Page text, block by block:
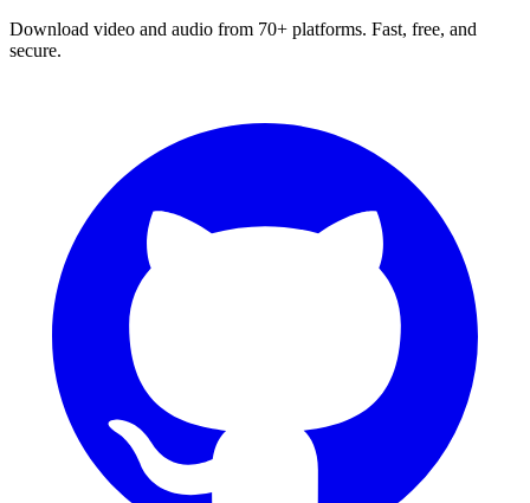
Download video and audio from 70+ platforms. Fast, free, and
secure.